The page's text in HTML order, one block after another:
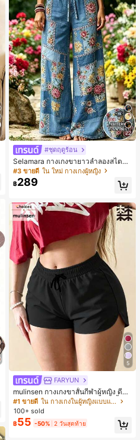
22
#ชุดฤดูร้อน
Selamara กางเกงขายาวลำลองสไตล์โ
บฮีเมียนสำหรับพักผ่อน สีกากี ผิวสัมผัส
มีเท็กซ์เจอร์ เอวสูงทรงหลวม เอวยางยืด
พร้อมเชือกรูด ทรงขาตรงทิ้งตัว ขากว้า
ดินทาง
#3 ขายดี ใน ใหม่ กางเกงผู้หญิง
฿289
5
FARYUN
mulinsen กางเกงขาสั้นกีฬาผู้หญิง ดีไซ
น์ปลายเปิด เอวยืดหยุ่น กางเกงขาสั้น
ลำลองกีฬาฤดูร้อน ความยาว 3/4
#1 ขายดี
ใน กางเกงในผู้หญิงแบบแอคทีฟ
100+ sold
฿55 -50% 2 วันสุดท้าย